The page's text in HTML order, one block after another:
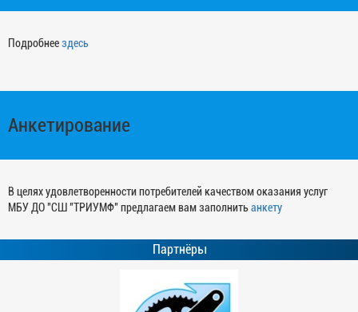
Подробнеездесь
Анкетирование
В целях удовлетворенности потребителей качеством оказания услуг
МБУ ДО "СШ "ТРИУМФ" предлагаем вам заполнитьанкету
Партнёры